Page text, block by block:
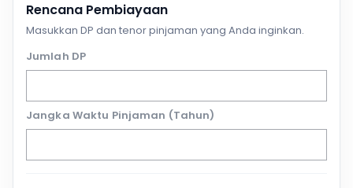
Rencana Pembiayaan
Masukkan DP dan tenor pinjaman yang Anda inginkan.
Jumlah DP
Jangka Waktu Pinjaman (Tahun)